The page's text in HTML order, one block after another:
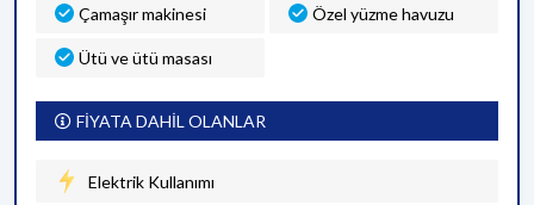
Çamaşır makinesi Özel yüzme havuzu
Ütü ve ütü masası
FİYATA DAHİL OLANLAR
Elektrik Kullanımı